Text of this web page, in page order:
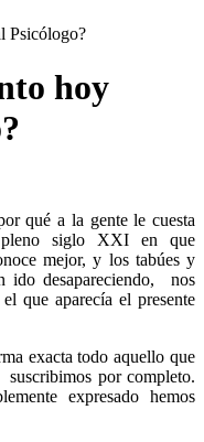
Psicólogo?
hoy
qué a la gente le cuesta
siglo XXI en que
mejor, y los tabúes y
ido desapareciendo, nos
que aparecía el presente
exacta todo aquello que
suscribimos por completo.
expresado hemos